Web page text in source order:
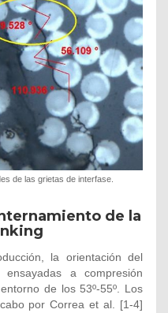
de las grietas de interfase.
de la
la orientación del
a compresión
de los 53º-55º. Los
por Correa et al. [1-4]